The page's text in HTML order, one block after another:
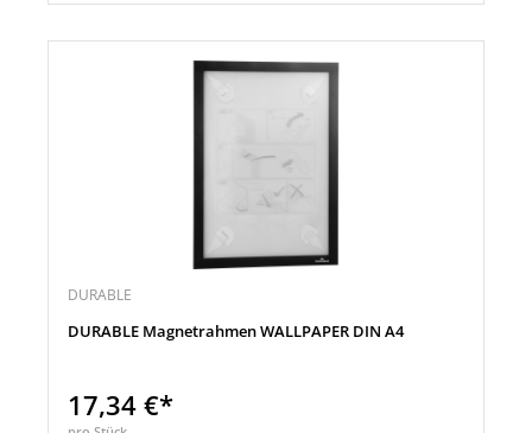
DURABLE
DURABLE Magnetrahmen WALLPAPER DIN A4
17,34 €*